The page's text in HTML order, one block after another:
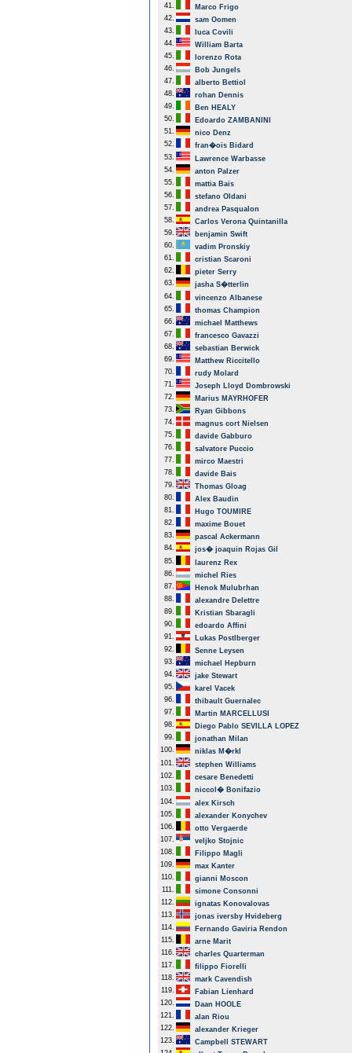
41.
Marco Frigo
42.
sam Oomen
43.
luca Covili
44.
William Barta
45.
lorenzo Rota
46.
Bob Jungels
47.
alberto Bettiol
48.
rohan Dennis
49.
Ben HEALY
50.
Edoardo ZAMBANINI
51.
nico Denz
52.
fran�ois Bidard
53.
Lawrence Warbasse
54.
anton Palzer
55.
mattia Bais
56.
stefano Oldani
57.
andrea Pasqualon
58.
Carlos Verona Quintanilla
59.
benjamin Swift
60.
vadim Pronskiy
61.
cristian Scaroni
62.
pieter Serry
63.
jasha S�tterlin
64.
vincenzo Albanese
65.
thomas Champion
66.
michael Matthews
67.
francesco Gavazzi
68.
sebastian Berwick
69.
Matthew Riccitello
70.
rudy Molard
71.
Joseph Lloyd Dombrowski
72.
Marius MAYRHOFER
73.
Ryan Gibbons
74.
magnus cort Nielsen
75.
davide Gabburo
76.
salvatore Puccio
77.
mirco Maestri
78.
davide Bais
79.
Thomas Gloag
80.
Alex Baudin
81.
Hugo TOUMIRE
82.
maxime Bouet
83.
pascal Ackermann
84.
jos� joaquin Rojas Gil
85.
laurenz Rex
86.
michel Ries
87.
Henok Mulubrhan
88.
alexandre Delettre
89.
Kristian Sbaragli
90.
edoardo Affini
91.
Lukas Postlberger
92.
Senne Leysen
93.
michael Hepburn
94.
jake Stewart
95.
karel Vacek
96.
thibault Guernalec
97.
Martin MARCELLUSI
98.
Diego Pablo SEVILLA LOPEZ
99.
jonathan Milan
100.
niklas M�rkl
101.
stephen Williams
102.
cesare Benedetti
103.
niccol� Bonifazio
104.
alex Kirsch
105.
alexander Konychev
106.
otto Vergaerde
107.
veljko Stojnic
108.
Filippo Magli
109.
max Kanter
110.
gianni Moscon
111.
simone Consonni
112.
ignatas Konovalovas
113.
jonas iversby Hvideberg
114.
Fernando Gaviria Rendon
115.
arne Marit
116.
charles Quarterman
117.
filippo Fiorelli
118.
mark Cavendish
119.
Fabian Lienhard
120.
Daan HOOLE
121.
alan Riou
122.
alexander Krieger
123.
Campbell STEWART